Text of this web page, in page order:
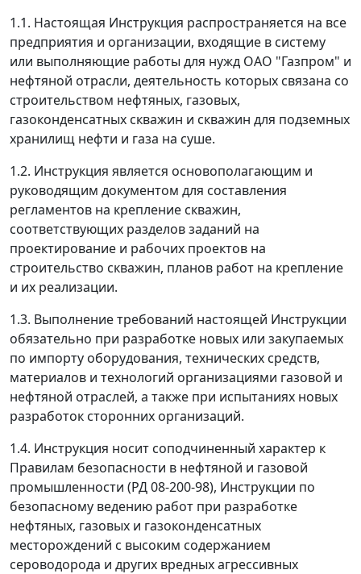
1.1. Настоящая Инструкция распространяется на все
предприятия и организации, входящие в систему
или выполняющие работы для нужд ОАО "Газпром" и
нефтяной отрасли, деятельность которых связана со
строительством нефтяных, газовых,
газоконденсатных скважин и скважин для подземных
хранилищ нефти и газа на суше.
1.2. Инструкция является основополагающим и
руководящим документом для составления
регламентов на крепление скважин,
соответствующих разделов заданий на
проектирование и рабочих проектов на
строительство скважин, планов работ на крепление
и их реализации.
1.3. Выполнение требований настоящей Инструкции
обязательно при разработке новых или закупаемых
по импорту оборудования, технических средств,
материалов и технологий организациями газовой и
нефтяной отраслей, а также при испытаниях новых
разработок сторонних организаций.
1.4. Инструкция носит соподчиненный характер к
Правилам безопасности в нефтяной и газовой
промышленности (РД 08-200-98), Инструкции по
безопасному ведению работ при разработке
нефтяных, газовых и газоконденсатных
месторождений с высоким содержанием
сероводорода и других вредных агрессивных